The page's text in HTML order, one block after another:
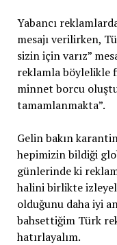
Yabancı
mesajı verilirken,
sizin için varız”
reklamla böylelikle
minnet borcu
tamamlanmakta”.
Gelin bakın
hepimizin bildiği
günlerinde ki
halini birlikte
olduğunu daha iyi
bahsettiğim Türk
hatırlayalım.